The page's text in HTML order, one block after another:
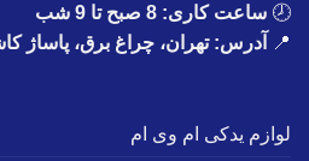
🕗 ساعت کاری: 8 صبح تا 9 شب
📍
آدرس: تهران، چراغ برق، پاساژ
لوازم یدکی ام وی ام